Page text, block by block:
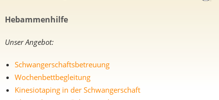
Hebammenhilfe
Unser Angebot:
Schwangerschaftsbetreuung
Wochenbettbegleitung
Kinesiotaping in der Schwangerschaft